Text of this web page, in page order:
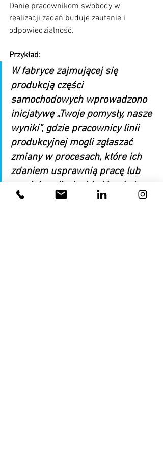
Danie pracownikom swobody w
realizacji zadań buduje zaufanie i
odpowiedzialność.
Przykład:
W fabryce zajmującej się
produkcją części
samochodowych wprowadzono
inicjatywę „Twoje pomysły, nasze
wyniki”, gdzie pracownicy linii
produkcyjnej mogli zgłaszać
zmiany w procesach, które ich
zdaniem usprawnią pracę lub
zmniejszą liczbę błędów. Jeden
z zespołów zaproponował